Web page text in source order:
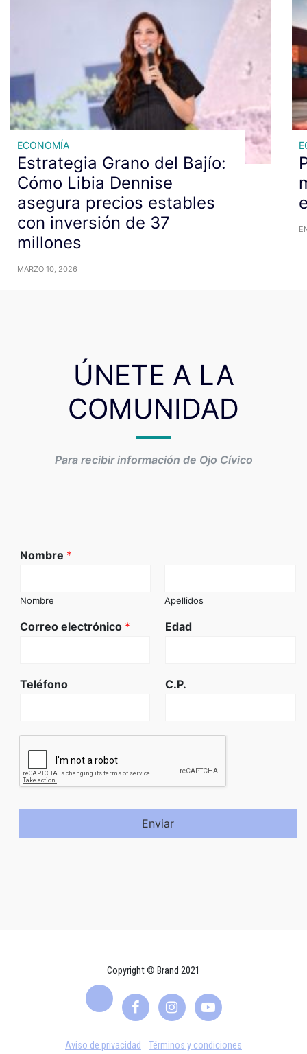
ECONOMÍA
Estrategia Grano del Bajío:
Cómo Libia Dennise
asegura precios estables
con inversión de 37
millones
MARZO 10, 2026
ÚNETE A LA
COMUNIDAD
Para recibir información de Ojo Cívico
Nombre *
Nombre Apellidos
Correo electrónico * Edad
Teléfono C.P.
Enviar
Copyright © Brand 2021
Aviso de privacidad Términos y condiciones